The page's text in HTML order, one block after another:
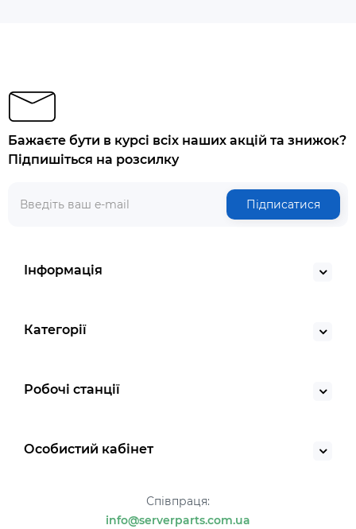
Бажаєте бути в курсі всіх наших акцій та знижок?
Підпишіться на розсилку
Підписатися
Інформація
Категорії
Робочі станції
Особистий кабінет
Співпраця:
info@serverparts.com.ua